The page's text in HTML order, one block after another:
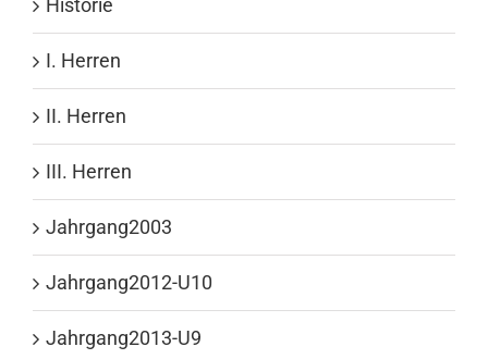
Historie
I. Herren
II. Herren
III. Herren
Jahrgang2003
Jahrgang2012-U10
Jahrgang2013-U9